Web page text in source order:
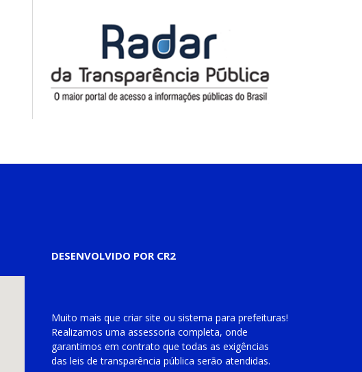
DESENVOLVIDO POR CR2
Muito mais que criar site ou sistema para prefeituras!
Realizamos uma assessoria completa, onde
garantimos em contrato que todas as exigências
das leis de transparência pública serão atendidas.